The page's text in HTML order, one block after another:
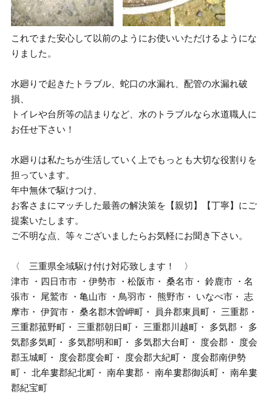
これでまた安心して以前のようにお使いいただけるようにな
りました。
水廻りで起きたトラブル、蛇口の水漏れ、配管の水漏れ破
損、
トイレや台所等の詰まりなど、水のトラブルなら水道職人に
お任せ下さい！
水廻りは私たちが生活していく上でもっとも大切な役割りを
担っています。
年中無休で駆けつけ、
お客さまにマッチした最善の解決策を【親切】【丁寧】にご
提案いたします。
ご不明な点、等々ございましたらお気軽にお聞き下さい。
〈 三重県全域駆け付け対応致します！ 〉
津市 ・四日市市 ・伊勢市 ・松阪市・ 桑名市・ 鈴鹿市 ・名
張市・ 尾鷲市 ・亀山市 ・鳥羽市・ 熊野市・ いなべ市・ 志
摩市・ 伊賀市・ 桑名郡木曽岬町・ 員弁郡東員町・ 三重郡・
三重郡菰野町・ 三重郡朝日町・ 三重郡川越町・ 多気郡・ 多
気郡多気町・ 多気郡明和町・ 多気郡大台町・ 度会郡・ 度会
郡玉城町・ 度会郡度会町・ 度会郡大紀町・ 度会郡南伊勢
町・ 北牟婁郡紀北町・ 南牟婁郡・ 南牟婁郡御浜町・ 南牟婁
郡紀宝町